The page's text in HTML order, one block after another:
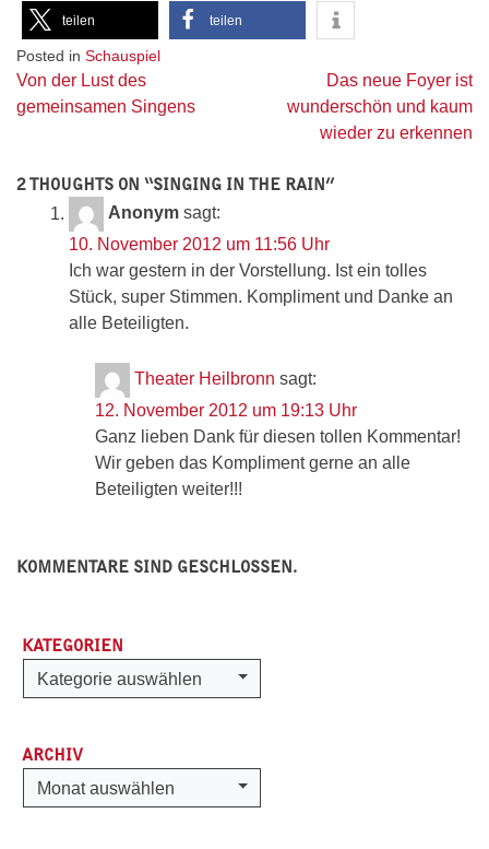
teilen teilen
Posted in Schauspiel
Beitragsnavigation
Von der Lust des
gemeinsamen Singens
Das neue Foyer ist
wunderschön und kaum
wieder zu erkennen
2 THOUGHTS ON “SINGING IN THE RAIN”
Anonym sagt:
10. November 2012 um 11:56 Uhr
Ich war gestern in der Vorstellung. Ist ein tolles
Stück, super Stimmen. Kompliment und Danke an
alle Beteiligten.
Theater Heilbronn sagt:
12. November 2012 um 19:13 Uhr
Ganz lieben Dank für diesen tollen Kommentar!
Wir geben das Kompliment gerne an alle
Beteiligten weiter!!!
KOMMENTARE SIND GESCHLOSSEN.
KATEGORIEN
Kategorien
Kategorie auswählen
ARCHIV
Archiv
Monat auswählen